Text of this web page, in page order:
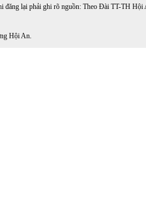
đăng lại phải ghi rõ nguồn: Theo Đài TT-TH Hội
Hội An.